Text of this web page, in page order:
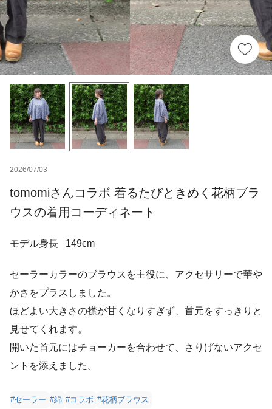
2026/07/03
tomomiさんコラボ 着るたびときめく花柄ブラ
ウスの着用コーディネート
モデル身長 149cm
セーラーカラーのブラウスを主役に、アクセサリーで華や
かさをプラスしました。
ほどよい大きさの襟が甘くなりすぎず、首元をすっきりと
見せてくれます。
開いた首元にはチョーカーを合わせて、さりげないアクセ
ントを添えました。
#セーラー #綿 #コラボ #花柄ブラウス